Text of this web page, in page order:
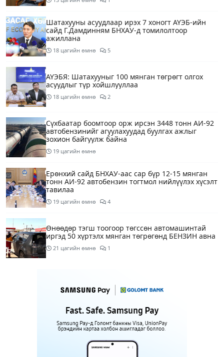
Шатахууны асуудлаар ирэх 7 хоногт АҮЭБ-ийн
сайд Г.Дамдинням БНХАУ-д томилолтоор
ажиллана
18 цагийн өмнө 5
АҮЭБЯ: Шатахууныг 100 мянган төгрөгт олгох
асуудлыг түр хойшлууллаа
18 цагийн өмнө 2
Сүхбаатар боомтоор орж ирсэн 3448 тонн АИ-92
автобензинийг агуулахуудад буулгах ажлыг
зохион байгуулж байна
19 цагийн өмнө
Ерөнхий сайд БНХАУ-аас сар бүр 12-15 мянган
тонн АИ-92 автобензин тогтмол нийлүүлэх хүсэлт
тавилаа
19 цагийн өмнө 4
Өнөөдөр тэгш тоогоор төгссөн автомашинтай
иргэд 50 хүртэлх мянган төгрөгөнд БЕНЗИН авна
21 цагийн өмнө 1
Өнөөдөр” Аавуудын баяр”-ын өдөр
1 өдрийн өмнө
Улаанбаатарт 31 хэм дулаан байна
1 өдрийн өмнө